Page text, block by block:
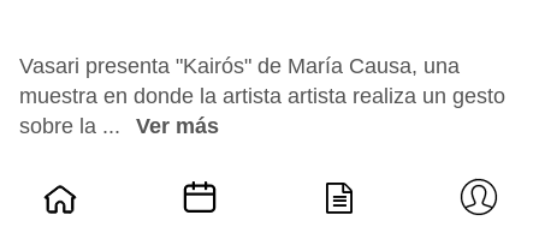
Vasari presenta "Kairós" de María Causa, una
muestra en donde la artista artista realiza un gesto
sobre la ...
Ver más